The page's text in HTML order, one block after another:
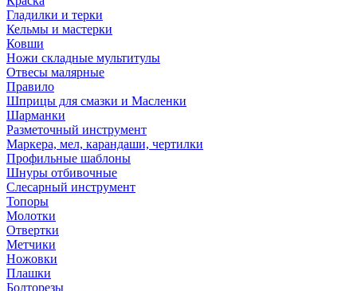
Гладилки и терки
Кельмы и мастерки
Ковши
Ножи складные мультитулы
Отвесы малярные
Правило
Шприцы для смазки и Масленки
Шарманки
Разметочный инструмент
Маркера, мел, карандаши, чертилки
Профильные шаблоны
Шнуры отбивочные
Слесарный инструмент
Топоры
Молотки
Отвертки
Метчики
Ножовки
Плашки
Болторезы